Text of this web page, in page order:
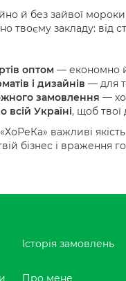
й без зайвої
твоєму закладу: від
оптом — економно
і дизайнів — для
замовлення —
всій Україні, щоб твої
важливі
бізнес і враження
Історія замовлень
Про мене